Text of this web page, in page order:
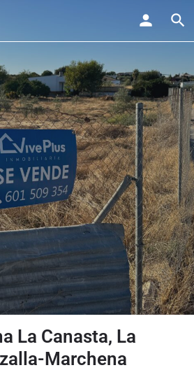
La Canasta, La
Marchena